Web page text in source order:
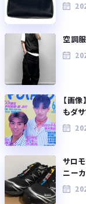
空調
【画
もダ
サロ
ニー